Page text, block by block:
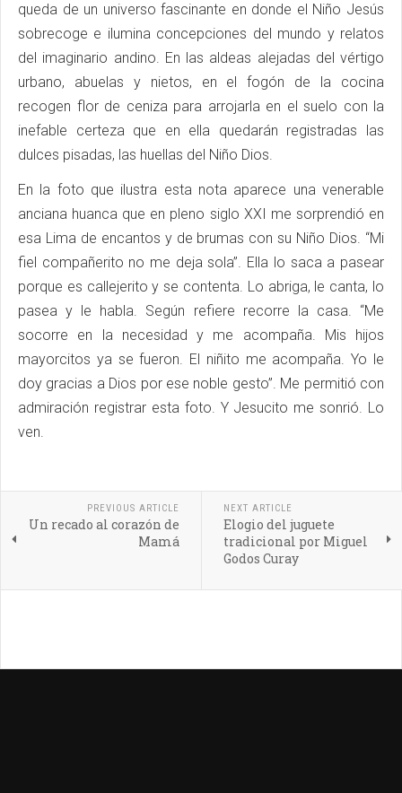
queda de un universo fascinante en donde el Niño Jesús
sobrecoge e ilumina concepciones del mundo y relatos
del imaginario andino. En las aldeas alejadas del vértigo
urbano, abuelas y nietos, en el fogón de la cocina
recogen flor de ceniza para arrojarla en el suelo con la
inefable certeza que en ella quedarán registradas las
dulces pisadas, las huellas del Niño Dios.
En la foto que ilustra esta nota aparece una venerable
anciana huanca que en pleno siglo XXI me sorprendió en
esa Lima de encantos y de brumas con su Niño Dios. “Mi
fiel compañerito no me deja sola”. Ella lo saca a pasear
porque es callejerito y se contenta. Lo abriga, le canta, lo
pasea y le habla. Según refiere recorre la casa. “Me
socorre en la necesidad y me acompaña. Mis hijos
mayorcitos ya se fueron. El niñito me acompaña. Yo le
doy gracias a Dios por ese noble gesto”. Me permitió con
admiración registrar esta foto. Y Jesucito me sonrió. Lo
ven.
PREVIOUS ARTICLE
Un recado al corazón de
Mamá
NEXT ARTICLE
Elogio del juguete
tradicional por Miguel
Godos Curay